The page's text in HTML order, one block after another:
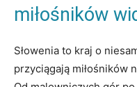
⁣miłośników
Słowenia to kraj o
przyciągają miłośników